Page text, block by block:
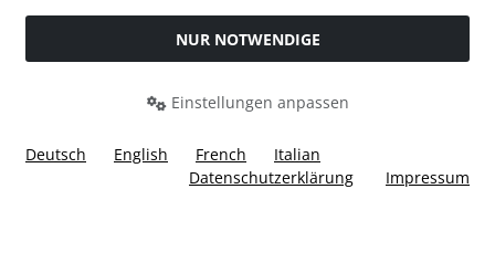
WiderrufsformularNUR NOTWENDIGE
Einstellungen anpassen
Deutsch English French
Italian
Datenschutzerklärung
Impressum